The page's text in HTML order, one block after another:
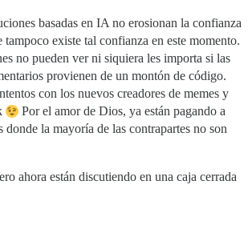
basadas en IA no erosionan la confianza
tampoco existe tal confianza en este momento.
no pueden ver ni siquiera les importa si las
provienen de un montón de código.
con los nuevos creadores de memes y
Por el amor de Dios, ya están pagando a
donde la mayoría de las contrapartes no son
ahora están discutiendo en una caja cerrada